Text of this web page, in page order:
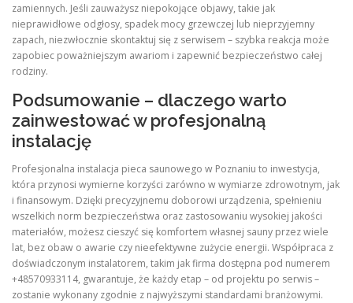
zamiennych. Jeśli zauważysz niepokojące objawy, takie jak
nieprawidłowe odgłosy, spadek mocy grzewczej lub nieprzyjemny
zapach, niezwłocznie skontaktuj się z serwisem – szybka reakcja może
zapobiec poważniejszym awariom i zapewnić bezpieczeństwo całej
rodziny.
Podsumowanie – dlaczego warto
zainwestować w profesjonalną
instalację
Profesjonalna instalacja pieca saunowego w Poznaniu to inwestycja,
która przynosi wymierne korzyści zarówno w wymiarze zdrowotnym, jak
i finansowym. Dzięki precyzyjnemu doborowi urządzenia, spełnieniu
wszelkich norm bezpieczeństwa oraz zastosowaniu wysokiej jakości
materiałów, możesz cieszyć się komfortem własnej sauny przez wiele
lat, bez obaw o awarie czy nieefektywne zużycie energii. Współpraca z
doświadczonym instalatorem, takim jak firma dostępna pod numerem
+48570933114, gwarantuje, że każdy etap – od projektu po serwis –
zostanie wykonany zgodnie z najwyższymi standardami branżowymi.